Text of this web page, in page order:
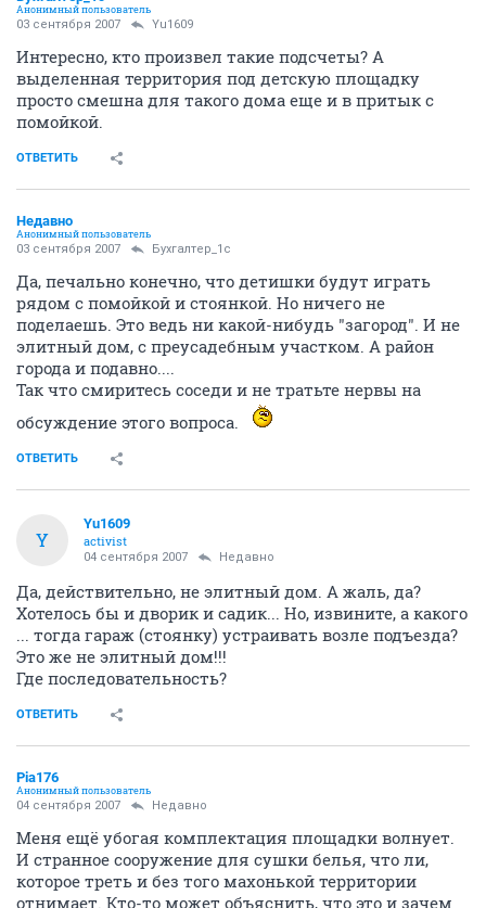
Анонимный пользователь
03 сентября 2007 Yu1609
Интересно, кто произвел такие подсчеты? А
выделенная территория под детскую площадку
просто смешна для такого дома еще и в притык с
помойкой.
ОТВЕТИТЬ
Недавно
Анонимный пользователь
03 сентября 2007 Бухгалтер_1c
Да, печально конечно, что детишки будут играть
рядом с помойкой и стоянкой. Но ничего не
поделаешь. Это ведь ни какой-нибудь "загород". И не
элитный дом, с преусадебным участком. А район
города и подавно....
Так что смиритесь соседи и не тратьте нервы на
обсуждение этого вопроса.
ОТВЕТИТЬ
Y
Yu1609
activist
04 сентября 2007 Недавно
Да, действительно, не элитный дом. А жаль, да?
Хотелось бы и дворик и садик... Но, извините, а какого
... тогда гараж (стоянку) устраивать возле подъезда?
Это же не элитный дом!!!
Где последовательность?
ОТВЕТИТЬ
Pia176
Анонимный пользователь
04 сентября 2007 Недавно
Меня ещё убогая комплектация площадки волнует.
И странное сооружение для сушки белья, что ли,
которое треть и без того махонькой территории
отнимает. Кто-то может объяснить, что это и зачем